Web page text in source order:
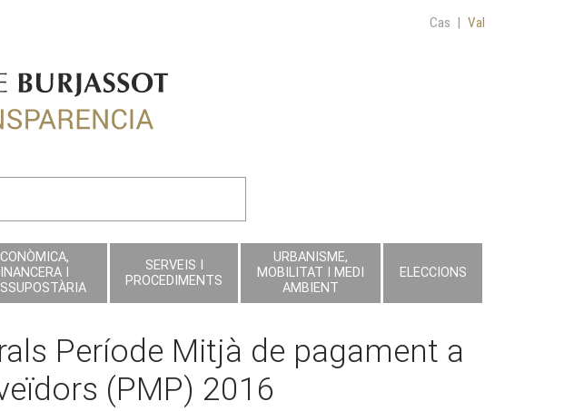
Cas | Val
I
SERVEIS I
PROCEDIMENTS
URBANISME,
MOBILITAT I MEDI
AMBIENT
ELECCIONS
Període Mitjà de pagament a
(PMP) 2016